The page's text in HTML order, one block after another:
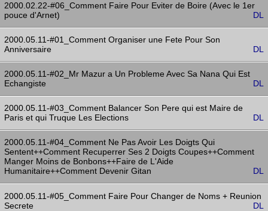
2000.02.22-#06_Comment Faire Pour Eviter de Boire (Avec le 1er
pouce d'Arnet)
DL
2000.05.11-#01_Comment Organiser une Fete Pour Son
Anniversaire
DL
2000.05.11-#02_Mr Mazur a Un Probleme Avec Sa Nana Qui Est
Echangiste
DL
2000.05.11-#03_Comment Balancer Son Pere qui est Maire de
Paris et qui Truque Les Elections
DL
2000.05.11-#04_Comment Ne Pas Avoir Les Doigts Qui
Sentent++Comment Recuperrer Ses 2 Doigts Coupes++Comment
Manger Moins de Bonbons++Faire de L'Aide
Humanitaire++Comment Devenir Gitan
DL
2000.05.11-#05_Comment Faire Pour Changer de Noms + Reunion
Secrete
DL